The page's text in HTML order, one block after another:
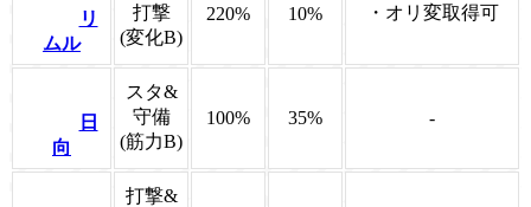
リ
ムル
打撃
(変化B)
220% 10% ・オリ変取得可
日
向
スタ&
守備
(筋力B)
100% 35% -
打撃&